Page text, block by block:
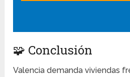
🧩 Conclusión
Valencia demanda viviendas